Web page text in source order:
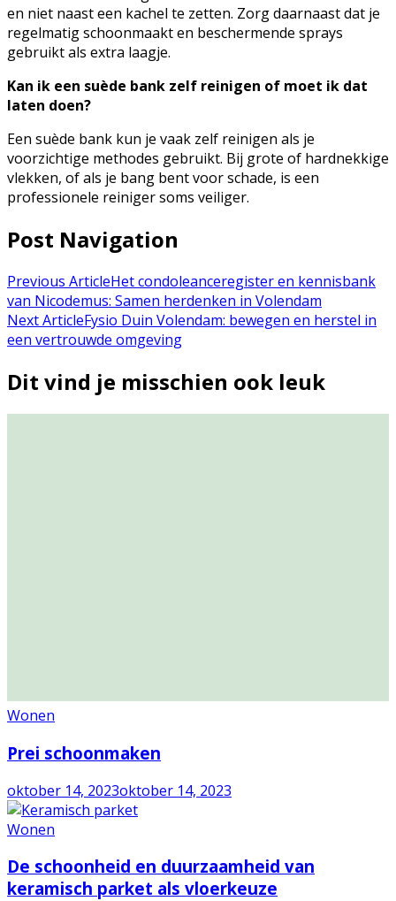
en niet naast een kachel te zetten. Zorg daarnaast dat je
regelmatig schoonmaakt en beschermende sprays
gebruikt als extra laagje.
Kan ik een suède bank zelf reinigen of moet ik dat
laten doen?
Een suède bank kun je vaak zelf reinigen als je
voorzichtige methodes gebruikt. Bij grote of hardnekkige
vlekken, of als je bang bent voor schade, is een
professionele reiniger soms veiliger.
Post Navigation
Previous ArticleHet condoleanceregister en kennisbank
van Nicodemus: Samen herdenken in Volendam
Next ArticleFysio Duin Volendam: bewegen en herstel in
een vertrouwde omgeving
Dit vind je misschien ook leuk
Wonen
Prei schoonmaken
oktober 14, 2023oktober 14, 2023
Wonen
De schoonheid en duurzaamheid van
keramisch parket als vloerkeuze